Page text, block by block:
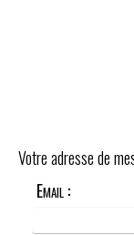
Votre adresse de
Email :